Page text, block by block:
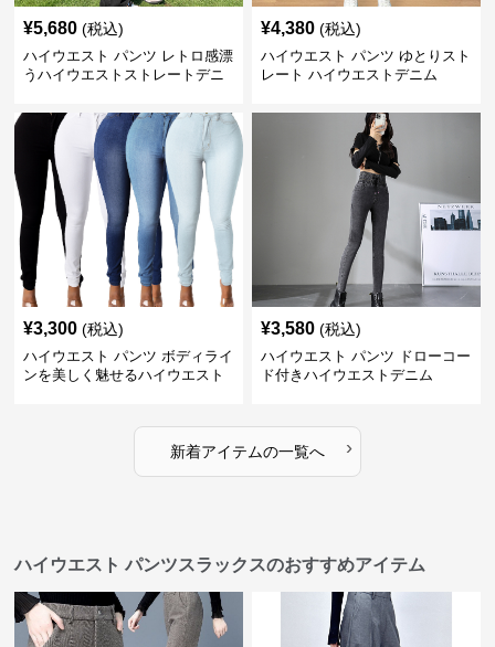
¥5,680 (税込)
ハイウエスト パンツ レトロ感漂
うハイウエストストレートデニ
¥4,380 (税込)
ハイウエスト パンツ ゆとりスト
レート ハイウエストデニム
¥3,300 (税込)
ハイウエスト パンツ ボディライ
ンを美しく魅せるハイウエスト
¥3,580 (税込)
ハイウエスト パンツ ドローコー
ド付きハイウエストデニム
新着アイテムの一覧へ ›
ハイウエスト パンツスラックスのおすすめアイテム